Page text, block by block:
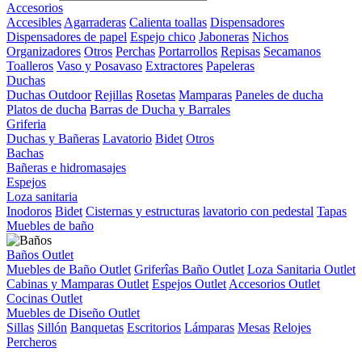
Accesorios
Accesibles Agarraderas Calienta toallas Dispensadores
Dispensadores de papel Espejo chico Jaboneras Nichos
Organizadores Otros Perchas Portarrollos Repisas Secamanos
Toalleros Vaso y Posavaso Extractores Papeleras
Duchas
Duchas Outdoor Rejillas Rosetas Mamparas Paneles de ducha
Platos de ducha Barras de Ducha y Barrales
Griferia
Duchas y Bañeras Lavatorio Bidet Otros
Bachas
Bañeras e hidromasajes
Espejos
Loza sanitaria
Inodoros Bidet Cisternas y estructuras lavatorio con pedestal Tapas
Muebles de baño
Baños Outlet
Muebles de Baño Outlet Griferîas Baño Outlet Loza Sanitaria Outlet
Cabinas y Mamparas Outlet Espejos Outlet Accesorios Outlet
Cocinas Outlet
Muebles de Diseño Outlet
Sillas Sillón Banquetas Escritorios Lámparas Mesas Relojes
Percheros